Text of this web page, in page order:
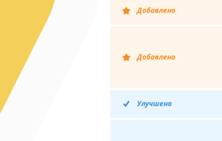
Добавлено
Добавлено
Улучшено